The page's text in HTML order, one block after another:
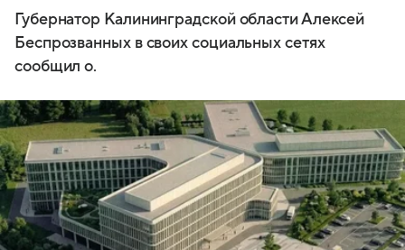
Губернатор Калининградской области Алексей
Беспрозванных в своих социальных сетях
сообщил о.